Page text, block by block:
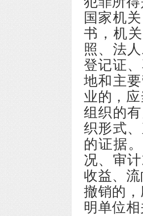
国家机
书，机
照、法
登记证
地和主
业的，
组织的
织形式
的证据
况、审
收益、
撤销的
明单位